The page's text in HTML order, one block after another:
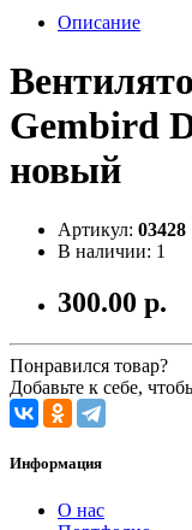
Описание
Gembird
новый
Артикул: 03428
В наличии: 1
300.00 р.
Понравился товар?
Добавьте к себе,
Информация
О нас